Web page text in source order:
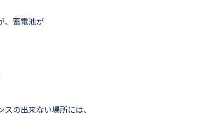
、蓄電池が
の出来ない場所には、